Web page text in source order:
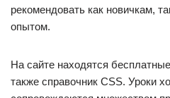
рекомендовать как новичкам,
опытом.
На сайте находятся
также справочник CSS. Уроки